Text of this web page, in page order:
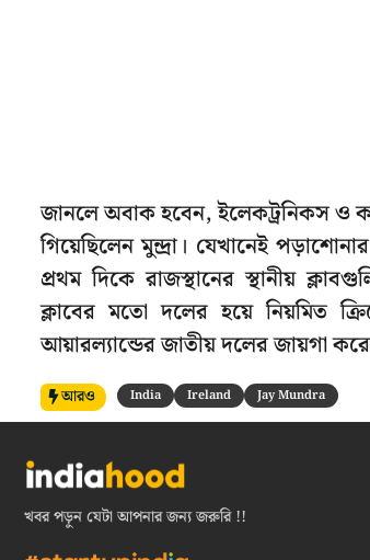
জানলে অবাক হবেন, ইলেকট্রনিকস ও
গিয়েছিলেন মুন্দ্রা। যেখানেই
প্রথম দিকে রাজস্থানের স্থানীয়
ক্লাবের মতো দলের হয়ে নিয়মিত
আয়ারল্যান্ডের জাতীয় দলের জায়গা
আরও India Ireland Jay Mundra
খবর পড়ুন যেটা আপনার জন্য জরুরি !!